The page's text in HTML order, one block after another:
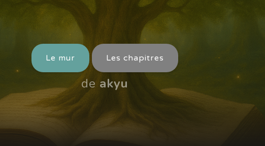
Le mur Les chapitres
de akyu